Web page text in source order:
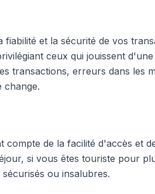
et la sécurité de vos
ceux qui jouissent
transactions, erreurs dans les
change.
de la facilité d'accès et
si vous êtes touriste pour
ou insalubres.